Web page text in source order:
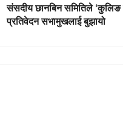
संसदीय छानबिन समितिले ‘कुलिङ
प्रतिवेदन सभामुखलाई बुझायो